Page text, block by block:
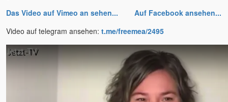
Das Video auf Vimeo an sehen...
Auf Facebook ansehen...
Video auf telegram ansehen: t.me/freemea/2495